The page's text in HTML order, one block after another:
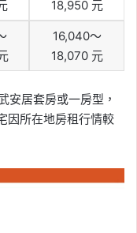
18,950 元
16,040～
18,070 元
安居套房或一房型，
因所在地房租行情較